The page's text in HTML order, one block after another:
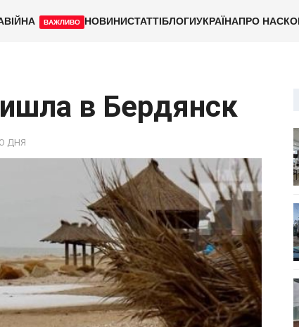
ВІЙНА ВАЖЛИВО НОВИНИСТАТТІБЛОГИУКРАЇНАПРО НАС
в Бердянск
ДНЯ